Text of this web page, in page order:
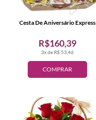
COMPRAR
3x de R$ 53,46
R$160,39
Cesta De Aniversário Express